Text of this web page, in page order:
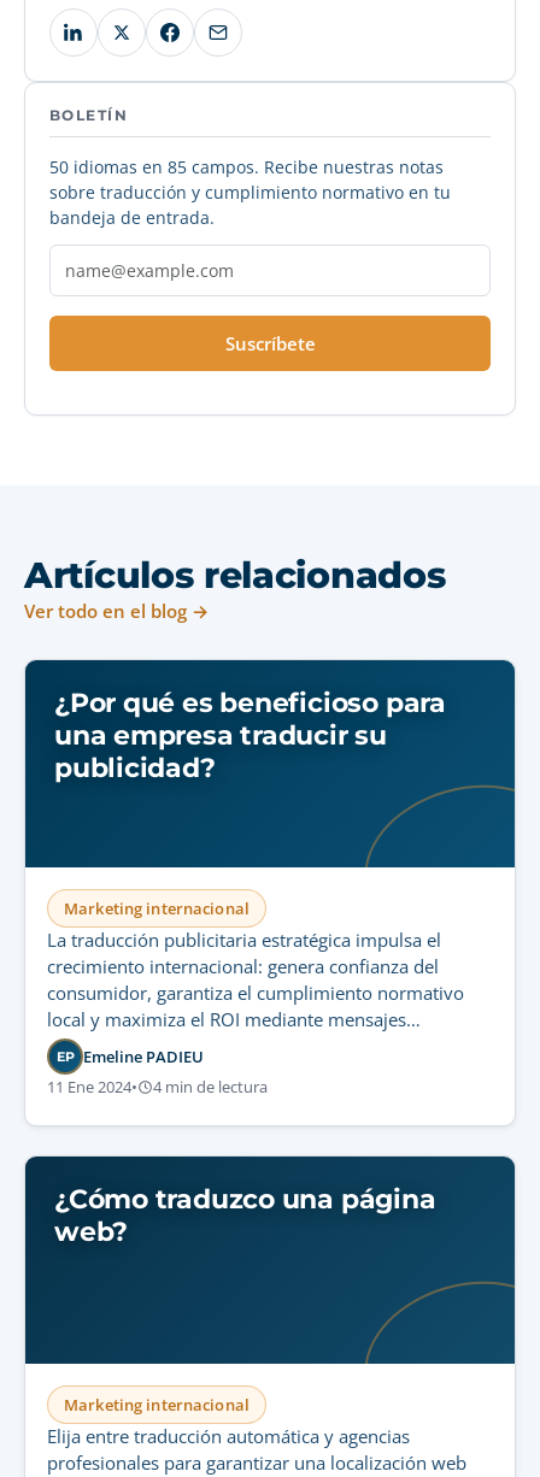
BOLETÍN
50 idiomas en 85 campos. Recibe nuestras notas
sobre traducción y cumplimiento normativo en tu
bandeja de entrada.
Suscríbete
Artículos relacionados
Ver todo en el blog →
¿Por qué es beneficioso para
una empresa traducir su
publicidad?
Marketing internacional
La traducción publicitaria estratégica impulsa el
crecimiento internacional: genera confianza del
consumidor, garantiza el cumplimiento normativo
local y maximiza el ROI mediante mensajes
promocionales localizados con precisión.
EP Emeline PADIEU
11 Ene 2024• 4 min de lectura
¿Cómo traduzco una página
web?
Marketing internacional
Elija entre traducción automática y agencias
profesionales para garantizar una localización web